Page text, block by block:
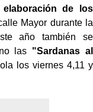
elaboración de los
Mayor durante la
año también se
las "Sardanas al
los viernes 4,11 y